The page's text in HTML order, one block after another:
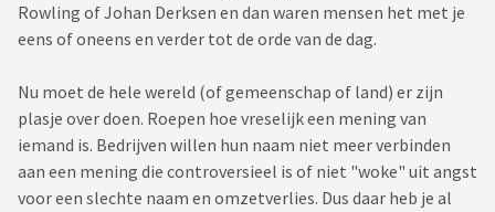
Rowling of Johan Derksen en dan waren mensen het met je
eens of oneens en verder tot de orde van de dag.
Nu moet de hele wereld (of gemeenschap of land) er zijn
plasje over doen. Roepen hoe vreselijk een mening van
iemand is. Bedrijven willen hun naam niet meer verbinden
aan een mening die controversieel is of niet "woke" uit angst
voor een slechte naam en omzetverlies. Dus daar heb je al